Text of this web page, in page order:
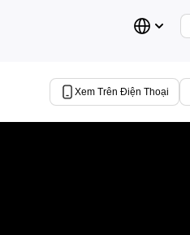
Xem Trên Điện Thoại